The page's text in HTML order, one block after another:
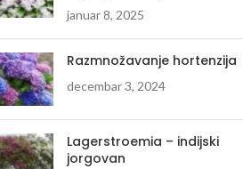
januar 8, 2025
Razmnožavanje hortenzija
decembar 3, 2024
Lagerstroemia – indijski
jorgovan